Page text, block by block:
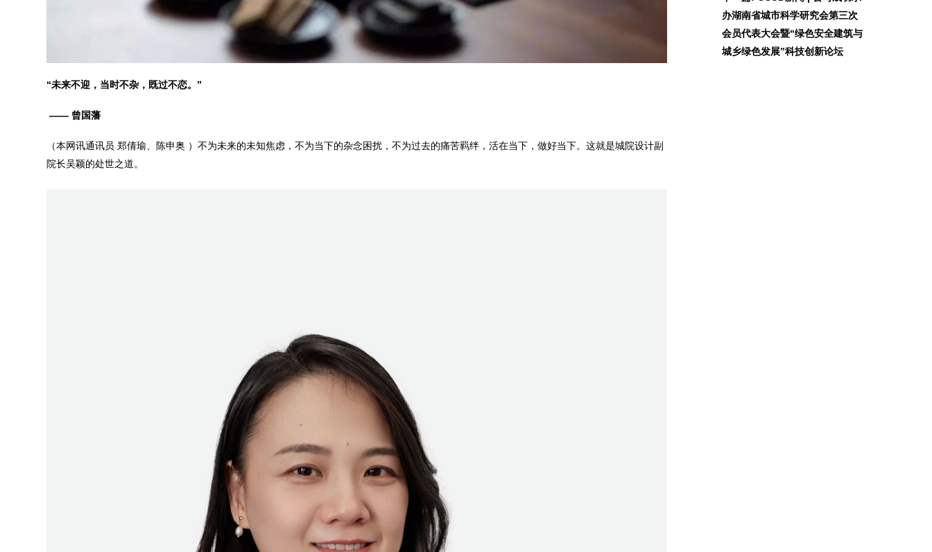
“未来不迎，当时不杂，既过不恋。”
—— 曾国藩
（本网讯通讯员 郑倩瑜、陈申奥 ）不为未来的未知焦虑，不为当下的杂念困扰，不为过去的痛苦羁绊，活在当下，做好当下。这就是城院设计副
院长吴颖的处世之道。
办湖南省城市科学研究会第三次
会员代表大会暨“绿色安全建筑与
城乡绿色发展”科技创新论坛